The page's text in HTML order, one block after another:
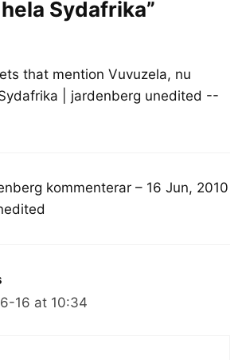
Sydafrika”
that mention Vuvuzela, nu
| jardenberg unedited --
kommenterar – 16 Jun, 2010
16 at 10:34